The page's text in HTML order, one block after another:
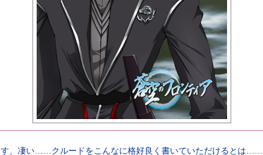
す、凄い……クルードをこんなに格好良く書いていただけるとは……